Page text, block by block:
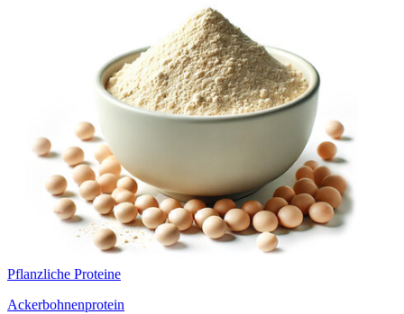
Pflanzliche Proteine
Ackerbohnenprotein